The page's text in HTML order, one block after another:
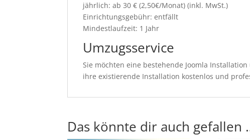
jährlich: ab 30 € (2,50€/Monat) (inkl. MwSt.)
Einrichtungsgebühr: entfällt
Mindestlaufzeit: 1 Jahr
Umzugsservice
Sie möchten eine bestehende Joomla
ihre existierende Installation kostenlos und
Das könnte dir auch gefallen